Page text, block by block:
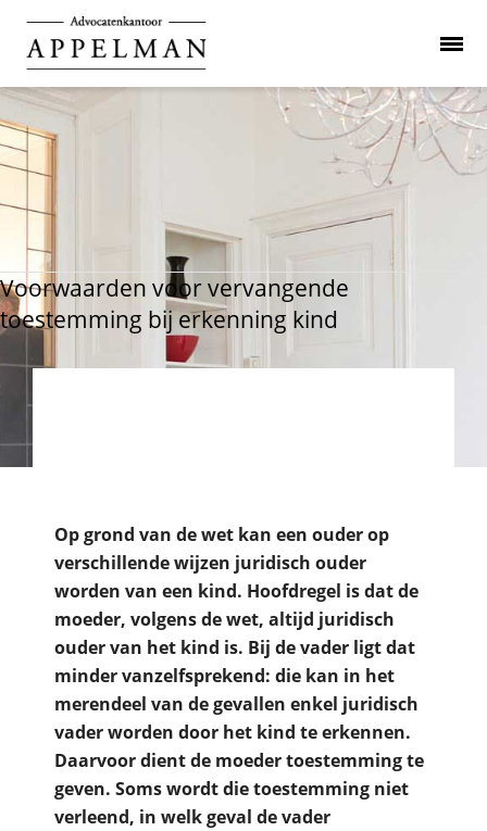
Voorwaarden voor vervangende
toestemming bij erkenning kind
Op grond van de wet kan een ouder op
verschillende wijzen juridisch ouder
worden van een kind. Hoofdregel is dat de
moeder, volgens de wet, altijd juridisch
ouder van het kind is. Bij de vader ligt dat
minder vanzelfsprekend: die kan in het
merendeel van de gevallen enkel juridisch
vader worden door het kind te erkennen.
Daarvoor dient de moeder toestemming te
geven. Soms wordt die toestemming niet
verleend, in welk geval de vader